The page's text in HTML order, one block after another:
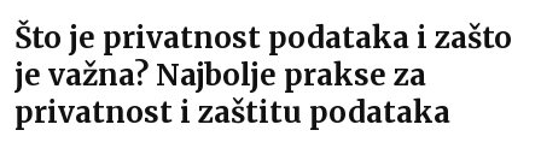
Što je privatnost podataka i zašto
je važna? Najbolje prakse za
privatnost i zaštitu podataka